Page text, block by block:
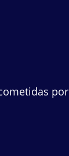
por